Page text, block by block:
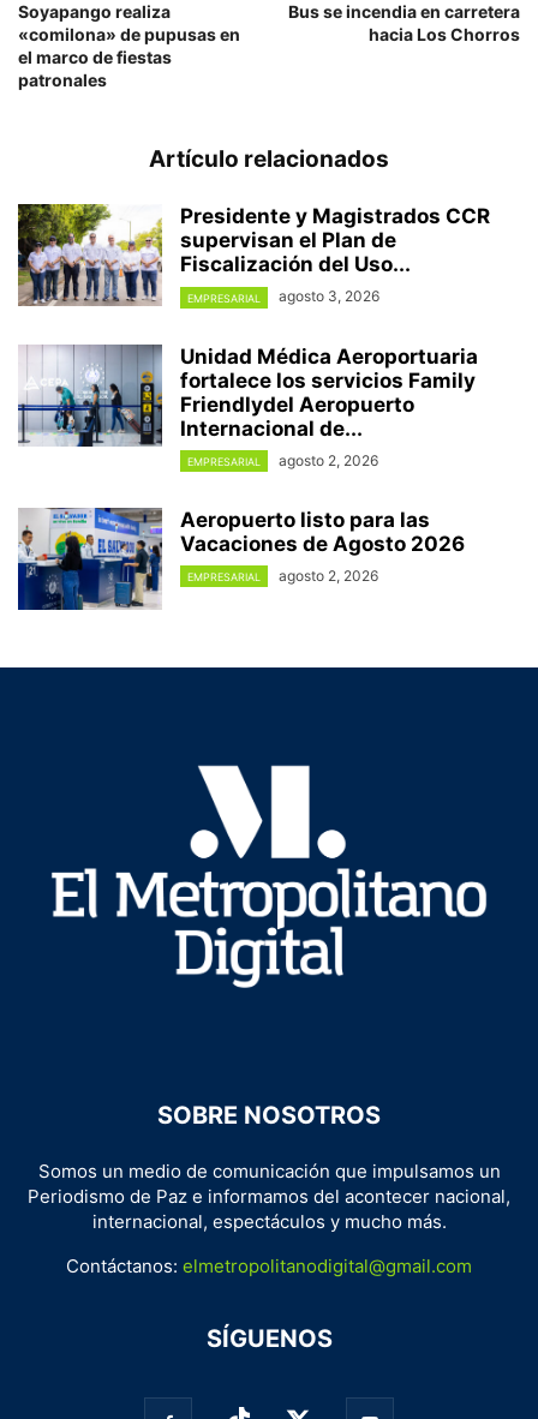
Soyapango realiza
«comilona» de pupusas en
el marco de fiestas
patronales
Bus se incendia en carretera
hacia Los Chorros
Artículo relacionados
Presidente y Magistrados CCR
supervisan el Plan de
Fiscalización del Uso...
EMPRESARIAL agosto 3, 2026
Unidad Médica Aeroportuaria
fortalece los servicios Family
Friendlydel Aeropuerto
Internacional de...
EMPRESARIAL agosto 2, 2026
Aeropuerto listo para las
Vacaciones de Agosto 2026
EMPRESARIAL agosto 2, 2026
SOBRE NOSOTROS
Somos un medio de comunicación que impulsamos un
Periodismo de Paz e informamos del acontecer nacional,
internacional, espectáculos y mucho más.
Contáctanos: elmetropolitanodigital@gmail.com
SÍGUENOS